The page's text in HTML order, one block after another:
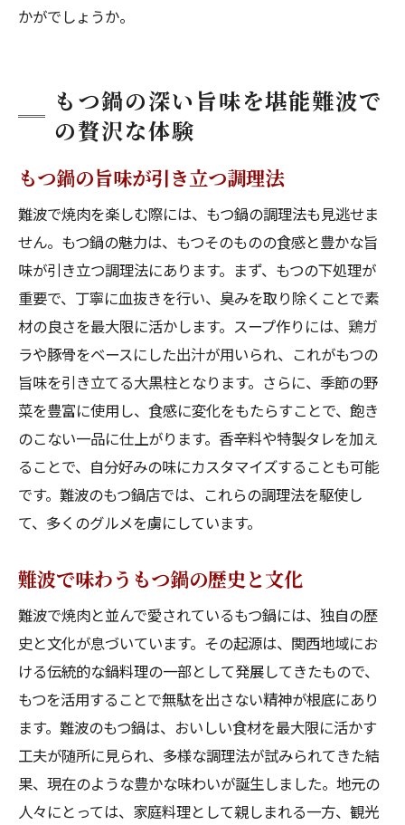
かがでしょうか。
もつ鍋の深い旨味を堪能難波で
の贅沢な体験
もつ鍋の旨味が引き立つ調理法
難波で焼肉を楽しむ際には、もつ鍋の調理法も見逃せま
せん。もつ鍋の魅力は、もつそのものの食感と豊かな旨
味が引き立つ調理法にあります。まず、もつの下処理が
重要で、丁寧に血抜きを行い、臭みを取り除くことで素
材の良さを最大限に活かします。スープ作りには、鶏ガ
ラや豚骨をベースにした出汁が用いられ、これがもつの
旨味を引き立てる大黒柱となります。さらに、季節の野
菜を豊富に使用し、食感に変化をもたらすことで、飽き
のこない一品に仕上がります。香辛料や特製タレを加え
ることで、自分好みの味にカスタマイズすることも可能
です。難波のもつ鍋店では、これらの調理法を駆使し
て、多くのグルメを虜にしています。
難波で味わうもつ鍋の歴史と文化
難波で焼肉と並んで愛されているもつ鍋には、独自の歴
史と文化が息づいています。その起源は、関西地域にお
ける伝統的な鍋料理の一部として発展してきたもので、
もつを活用することで無駄を出さない精神が根底にあり
ます。難波のもつ鍋は、おいしい食材を最大限に活かす
工夫が随所に見られ、多様な調理法が試みられてきた結
果、現在のような豊かな味わいが誕生しました。地元の
人々にとっては、家庭料理として親しまれる一方、観光